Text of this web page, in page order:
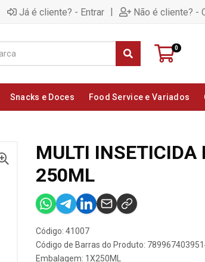
Já é cliente? - Entrar | Não é cliente? -
0
Snacks e Doces Food Service e Variados
MULTI INSETICIDA
250ML
Código: 41007
Código de Barras do Produto:
Embalagem: 1X250ML